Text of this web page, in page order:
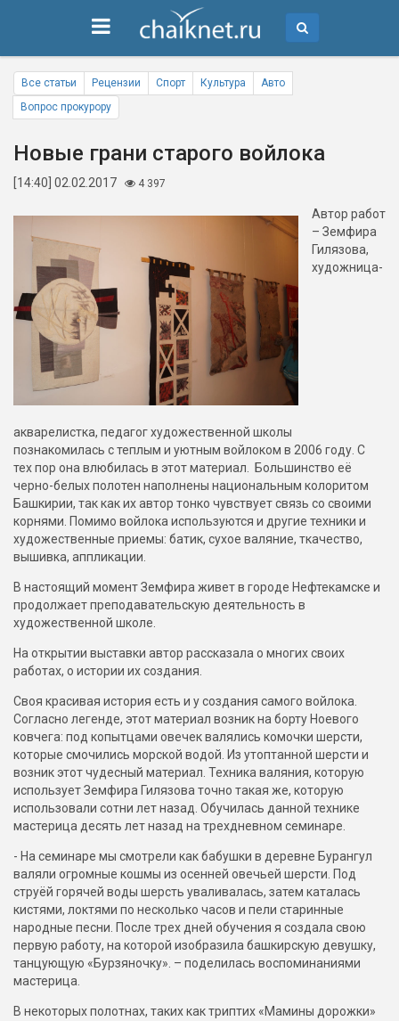
Все статьи Рецензии Спорт Культура
Авто
Вопрос прокурору
Новые грани старого войлока
[14:40] 02.02.2017 4 397
Автор работ
– Земфира
Гилязова,
художница-
акварелистка, педагог художественной школы
познакомилась с теплым и уютным войлоком в 2006 году. С
тех пор она влюбилась в этот материал. Большинство её
черно-белых полотен наполнены национальным колоритом
Башкирии, так как их автор тонко чувствует связь со своими
корнями. Помимо войлока используются и другие техники и
художественные приемы: батик, сухое валяние, ткачество,
вышивка, аппликации.
В настоящий момент Земфира живет в городе Нефтекамске и
продолжает преподавательскую деятельность в
художественной школе.
На открытии выставки автор рассказала о многих своих
работах, о истории их создания.
Своя красивая история есть и у создания самого войлока.
Согласно легенде, этот материал возник на борту Ноевого
ковчега: под копытцами овечек валялись комочки шерсти,
которые смочились морской водой. Из утоптанной шерсти и
возник этот чудесный материал. Техника валяния, которую
использует Земфира Гилязова точно такая же, которую
использовали сотни лет назад. Обучилась данной технике
мастерица десять лет назад на трехдневном семинаре.
- На семинаре мы смотрели как бабушки в деревне Бурангул
валяли огромные кошмы из осенней овечьей шерсти. Под
струёй горячей воды шерсть уваливалась, затем каталась
кистями, локтями по несколько часов и пели старинные
народные песни. После трех дней обучения я создала свою
первую работу, на которой изобразила башкирскую девушку,
танцующую «Бурзяночку». – поделилась воспоминаниями
мастерица.
В некоторых полотнах, таких как триптих «Мамины дорожки»